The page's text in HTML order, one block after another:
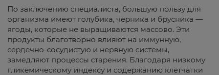
По заключению специалиста, большую пользу для
организма имеют голубика, черника и брусника —
ягоды, которые не выращиваются массово. Эти
продукты благотворно влияют на иммунную,
сердечно-сосудистую и нервную системы,
замедляют процессы старения. Благодаря низкому
гликемическому индексу и содержанию клетчатки